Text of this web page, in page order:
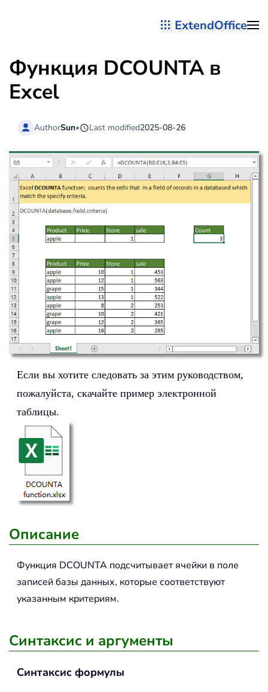
ExtendOffice
Функция DCOUNTA в
Excel
AuthorSun• Last modified2025-08-26
Если вы хотите следовать за этим руководством,
пожалуйста, скачайте пример электронной
таблицы.
Описание
Функция DCOUNTA подсчитывает ячейки в поле
записей базы данных, которые соответствуют
указанным критериям.
Синтаксис и аргументы
Синтаксис формулы